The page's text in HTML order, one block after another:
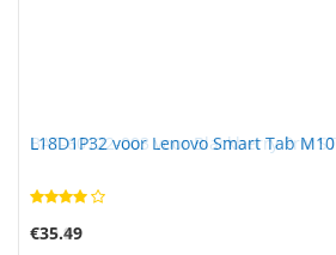
L18D1P32 voor Lenovo Smart Tab M10
€35.49